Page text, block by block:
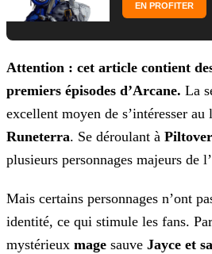
EN PROFITER
Attention : cet article contient
premiers épisodes d’Arcane. La
excellent moyen de s’intéresser au
Runeterra. Se déroulant à Piltover
plusieurs personnages majeurs de
Mais certains personnages n’ont
identité, ce qui stimule les fans.
mystérieux mage sauve Jayce et